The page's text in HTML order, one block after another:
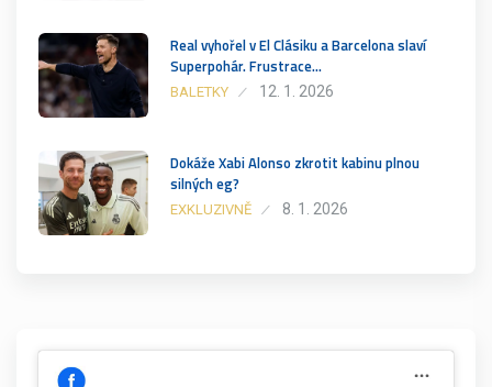
Real vyhořel v El Clásiku a Barcelona slaví
Superpohár. Frustrace…
BALETKY 12. 1. 2026
Dokáže Xabi Alonso zkrotit kabinu plnou
silných eg?
EXKLUZIVNĚ 8. 1. 2026